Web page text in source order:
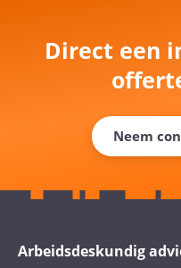
Direct een
Neem
Arbeidsdeskundig